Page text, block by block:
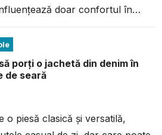
doar confortul în
porți o jachetă din denim în
de seară
o piesă clasică și versatilă,